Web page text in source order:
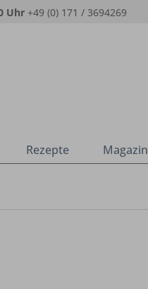
Uhr +49 (0) 171 / 3694269
Rezepte Magazin